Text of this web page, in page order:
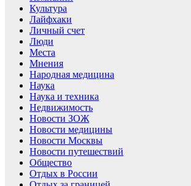
Культура
Лайфхаки
Личный счет
Люди
Места
Мнения
Народная медицина
Наука
Наука и техника
Недвижимость
Новости ЗОЖ
Новости медицины
Новости Москвы
Новости путешествий
Общество
Отдых в России